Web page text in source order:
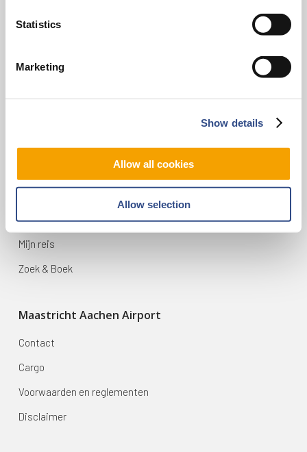
Statistics
Marketing
Show details
Allow all cookies
Allow selection
Vliegveldweg 90
Bestemmingen
Mijn reis
Zoek & Boek
Maastricht Aachen Airport
Contact
Cargo
Voorwaarden en reglementen
Disclaimer